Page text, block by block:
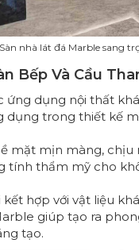
Sàn nhà lát đá Marble sang
Bếp Và Cầu
ứng dụng nội thất
dụng trong thiết kế
mặt mịn màng, chịu
tính thẩm mỹ cho
kết hợp với vật liệu
giúp tạo ra
tạo.